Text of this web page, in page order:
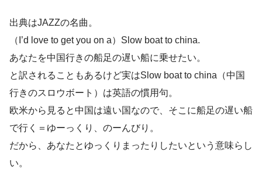
出典はJAZZの名曲。
（I’d love to get you on a）Slow boat to china.
あなたを中国行きの船足の遅い船に乗せたい。
と訳されることもあるけど実はSlow boat to china（中国
行きのスロウボート）は英語の慣用句。
欧米から見ると中国は遠い国なので、そこに船足の遅い船
で行く＝ゆーっくり、のーんびり。
だから、あなたとゆっくりまったりしたいという意味らし
い。